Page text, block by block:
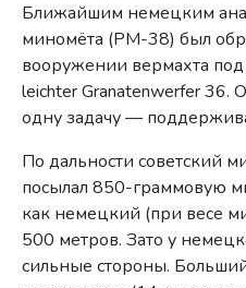
Ближайшим немецким
миномёта (РМ-38) был
вооружении вермахта
leichter Granatenwerfer 36.
одну задачу —
По дальности советский
посылал 850-граммовую
как немецкий (при весе
500 метров. Зато у
сильные стороны.